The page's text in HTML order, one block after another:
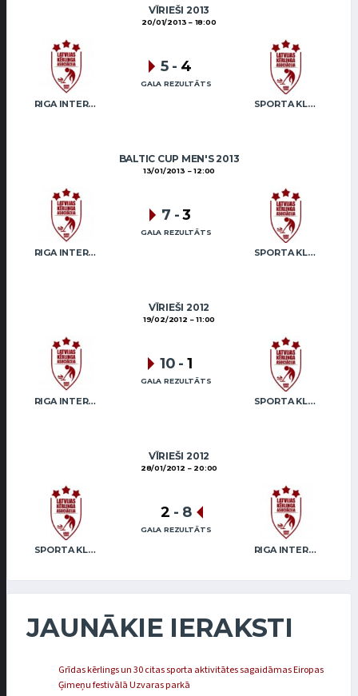
VĪRIEŠI 2013
20/01/2013 18:00
RIGA INTERNATIONAL CURLING CLUB / GRAY SPORTA KLUBS “OB” / REGŽA
5 - 4
GALA REZULTĀTS
BALTIC CUP MEN'S 2013
13/01/2013 12:00
RIGA INTERNATIONAL CURLING CLUB / GRAY SPORTA KLUBS “OB” / REGŽA
7 -3
GALA REZULTĀTS
VĪRIEŠI 2012
19/02/2012 11:00
RIGA INTERNATIONAL CURLING CLUB / GRAY SPORTA KLUBS “OB” / REGŽA
10 - 1
GALA REZULTĀTS
VĪRIEŠI 2012
28/01/2012 20:00
SPORTA KLUBS “OB” / REGŽA RIGA INTERNATIONAL CURLING CLUB / GRAY
2 - 8
GALA REZULTĀTS
JAUNĀKIE IERAKSTI
Grīdas kērlings un 30 citas sporta aktivitātes sagaidāmas Eiropas
Ģimeņu festivālā Uzvaras parkā